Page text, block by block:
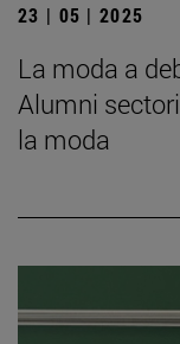
23 | 05 | 2025
La moda a
Alumni
la moda